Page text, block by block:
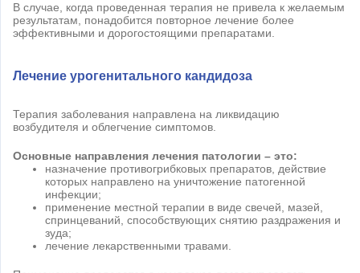
В случае, когда проведенная терапия не привела к желаемым
результатам, понадобится повторное лечение более
эффективными и дорогостоящими препаратами.
Лечение урогенитального кандидоза
Терапия заболевания направлена на ликвидацию
возбудителя и облегчение симптомов.
Основные направления лечения патологии – это:
назначение противогрибковых препаратов, действие
которых направлено на уничтожение патогенной
инфекции;
применение местной терапии в виде свечей, мазей,
спринцеваний, способствующих снятию раздражения и
зуда;
лечение лекарственными травами.